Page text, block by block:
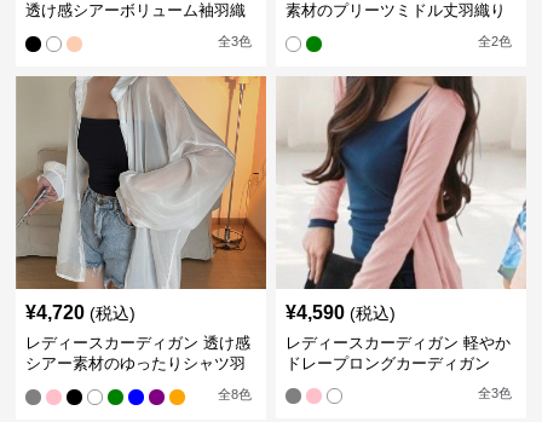
透け感シアーボリューム袖羽織
全3色
素材のプリーツミドル丈羽織り
全2色
¥4,720 (税込)
レディースカーディガン 透け感
シアー素材のゆったりシャツ羽
全8色
¥4,590 (税込)
レディースカーディガン 軽やか
ドレープロングカーディガン
全3色